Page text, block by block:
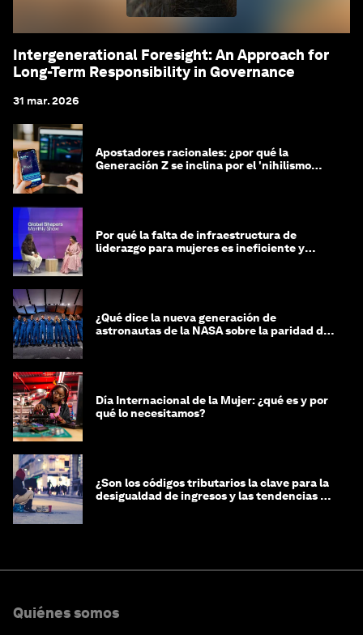
Intergenerational Foresight: An Approach for
Long-Term Responsibility in Governance
31 mar. 2026
Apostadores racionales: ¿por qué la
Generación Z se inclina por el 'nihilismo
Por qué la falta de infraestructura de
liderazgo para mujeres es ineficiente y
¿Qué dice la nueva generación de
astronautas de la NASA sobre la paridad de
Día Internacional de la Mujer: ¿qué es y por
qué lo necesitamos?
¿Son los códigos tributarios la clave para la
desigualdad de ingresos y las tendencias de
Quiénes somos